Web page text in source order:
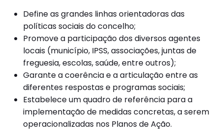
Define as grandes linhas orientadoras das
políticas sociais do concelho;
Promove a participação dos diversos agentes
locais (município, IPSS, associações, juntas de
freguesia, escolas, saúde, entre outros);
Garante a coerência e a articulação entre as
diferentes respostas e programas sociais;
Estabelece um quadro de referência para a
implementação de medidas concretas, a serem
operacionalizadas nos Planos de Ação.